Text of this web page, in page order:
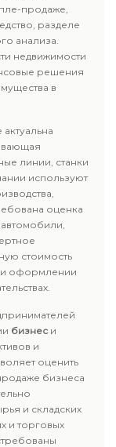
продаже,
разделе
анализа.
недвижимости
решения
в
линии, станки
используют
оценка
стоимость
оформлении
бизнес и
и
оценить
бизнеса
и складских
и торговых